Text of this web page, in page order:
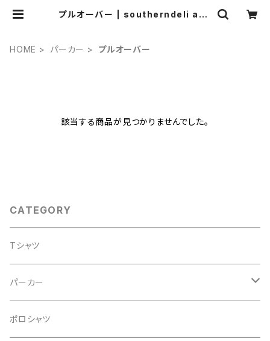
プルオーバー | southerndeli ago
HOME パーカー プルオーバー
該当する商品が見つかりませんでした。
CATEGORY
Tシャツ
パーカー
プルオーバー
ポロシャツ